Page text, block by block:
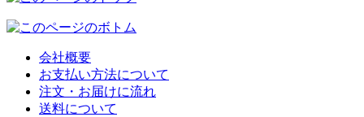
会社概要
お支払い方法について
注文・お届けに流れ
送料について